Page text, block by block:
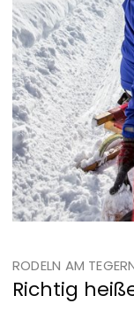
RODELN AM
Richtig